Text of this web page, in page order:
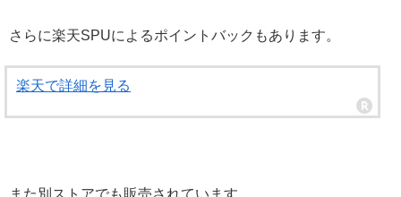
さらに楽天SPUによるポイントバックもあります。
楽天で詳細を見る
また別ストアでも販売されています。